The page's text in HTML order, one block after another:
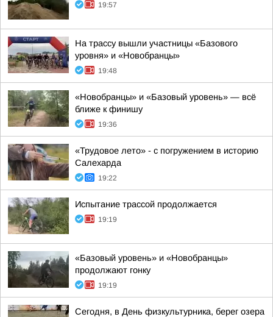
19:57
На трассу вышли участницы «Базового
уровня» и «Новобранцы»
19:48
«Новобранцы» и «Базовый уровень» — всё
ближе к финишу
19:36
«Трудовое лето» - с погружением в историю
Салехарда
19:22
Испытание трассой продолжается
19:19
«Базовый уровень» и «Новобранцы»
продолжают гонку
19:19
Сегодня, в День физкультурника, берег озера